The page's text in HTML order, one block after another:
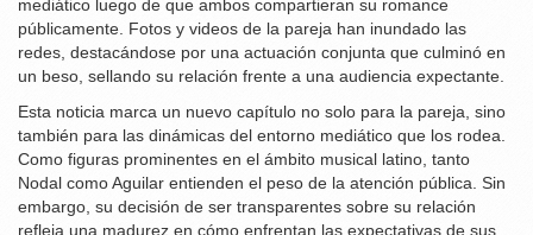
mediático luego de que ambos compartieran su romance
públicamente. Fotos y videos de la pareja han inundado las
redes, destacándose por una actuación conjunta que culminó en
un beso, sellando su relación frente a una audiencia expectante.
Esta noticia marca un nuevo capítulo no solo para la pareja, sino
también para las dinámicas del entorno mediático que los rodea.
Como figuras prominentes en el ámbito musical latino, tanto
Nodal como Aguilar entienden el peso de la atención pública. Sin
embargo, su decisión de ser transparentes sobre su relación
refleja una madurez en cómo enfrentan las expectativas de sus